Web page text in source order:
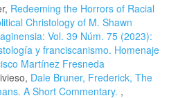
Redeeming the Horrors of Racial
Christology of M. Shawn
Vol. 39 Núm. 75 (2023):
y franciscanismo. Homenaje
Martínez Fresneda
Dale Bruner, Frederick, The
A Short Commentary. ,